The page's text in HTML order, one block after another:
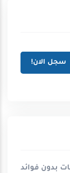
سجل الان!